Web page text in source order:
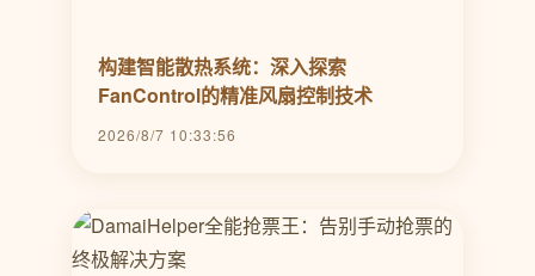
构建智能散热系统：深入探索
FanControl的精准风扇控制技术
2026/8/7 10:33:56